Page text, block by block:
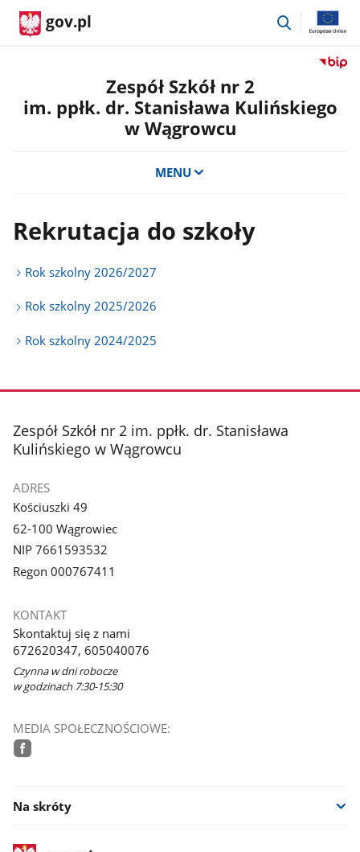
gov.pl
przejdź
Przejdź
Zespół Szkół nr 2
im. ppłk. dr. Stanisława Kulińskiego
w Wągrowcu
MENU
Rekrutacja do szkoły
Rok szkolny 2026/2027
Rok szkolny 2025/2026
Rok szkolny 2024/2025
stopka
Zespół Szkół nr 2 im. ppłk. dr. Stanisława
Kulińskiego w Wągrowcu
ADRES
Kościuszki 49
62-100 Wągrowiec
NIP 7661593532
Regon 000767411
KONTAKT
Skontaktuj się z nami
672620347, 605040076
Czynna w dni robocze
w godzinach 7:30-15:30
MEDIA SPOŁECZNOŚCIOWE:
Na skróty